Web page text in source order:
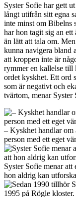
Syster Sofie har gett
långt utifrån sitt egna
inte minst om Bibelns
har hon tagit sig an ett
än lätt att tala om.
kunna navigera bland
att kroppen inte är
rymmer en kallelse till
ordet kyskhet. Ett ord
som är negativt och
tvärtom, menar Syster
– Kyskhet handlar om
person med ett eget
Syster Sofie menar att
hon aldrig kan